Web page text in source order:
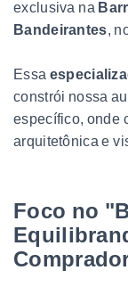
exclusiva na
Bandeirantes,
Essa
constrói nossa
específico, onde
arquitetônica e
Foco no